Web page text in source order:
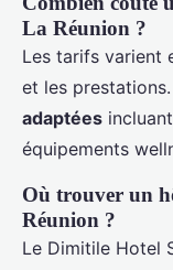
La Réunion ?
Les tarifs varient
et les
adaptées
équipements
Où trouver un
Réunion ?
Le Dimitile Hotel